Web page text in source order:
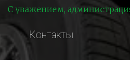
С уважением,
Контакты